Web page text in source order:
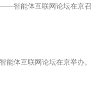
智能体互联网论坛在京召
体互联网论坛在京举办。